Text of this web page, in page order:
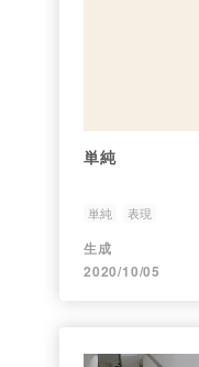
単純
単純 表現
生成
2020/10/05